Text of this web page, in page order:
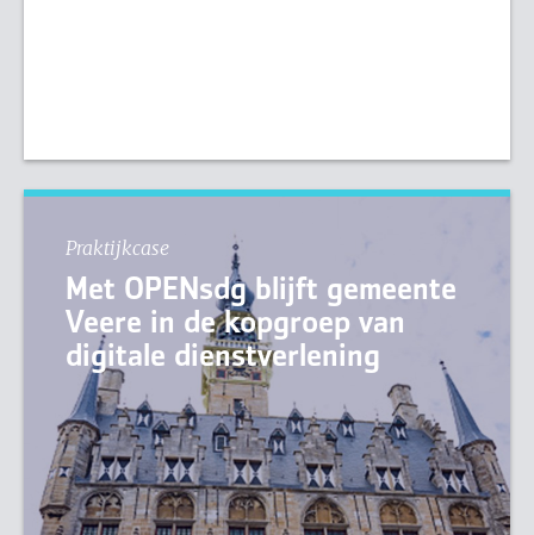
Praktijkcase
Met OPENsdg blijft gemeente
Veere in de kopgroep van
digitale dienstverlening